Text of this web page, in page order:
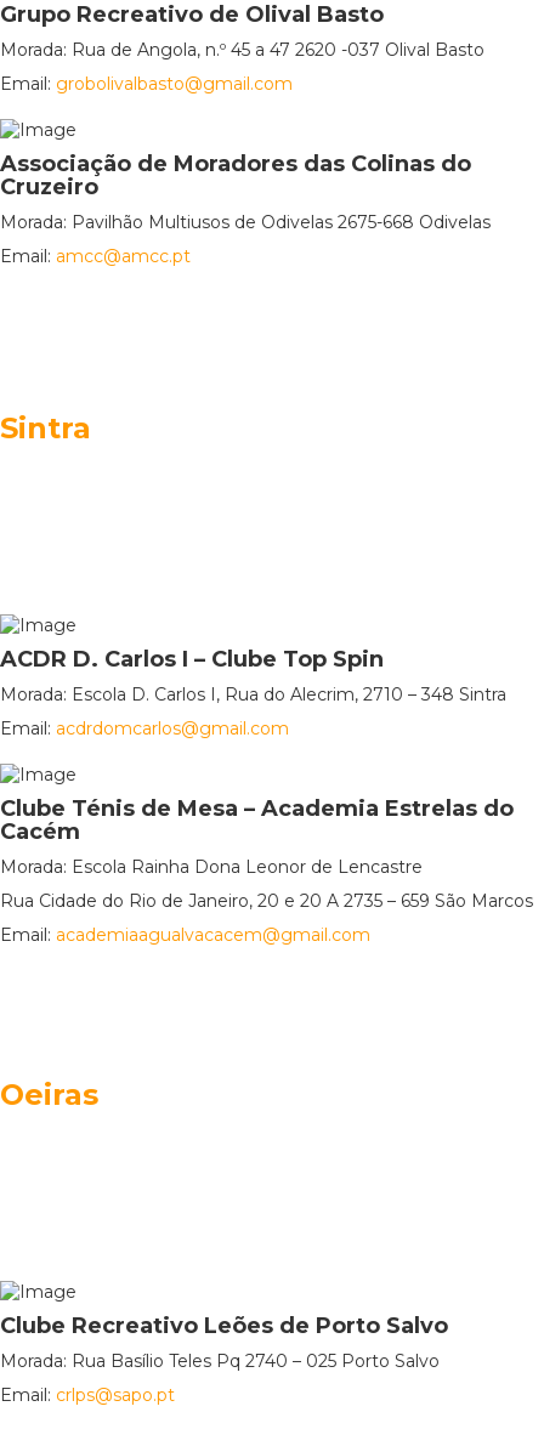
Grupo Recreativo de Olival Basto
Morada: Rua de Angola, n.º 45 a 47 2620 -037 Olival Basto
Email: grobolivalbasto@gmail.com
Associação de Moradores das Colinas do
Cruzeiro
Morada: Pavilhão Multiusos de Odivelas 2675-668 Odivelas
Email: amcc@amcc.pt
Sintra
ACDR D. Carlos I – Clube Top Spin
Morada: Escola D. Carlos I, Rua do Alecrim, 2710 – 348 Sintra
Email: acdrdomcarlos@gmail.com
Clube Ténis de Mesa – Academia Estrelas do
Cacém
Morada: Escola Rainha Dona Leonor de Lencastre
Rua Cidade do Rio de Janeiro, 20 e 20 A 2735 – 659 São Marcos
Email: academiaagualvacacem@gmail.com
Oeiras
Clube Recreativo Leões de Porto Salvo
Morada: Rua Basílio Teles Pq 2740 – 025 Porto Salvo
Email: crlps@sapo.pt